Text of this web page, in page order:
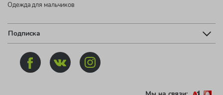
Одежда для мальчиков
Подписка